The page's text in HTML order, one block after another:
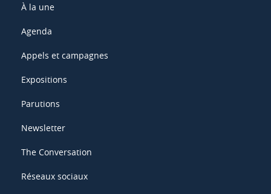
À la une
Agenda
Appels et campagnes
Expositions
Parutions
Newsletter
The Conversation
Réseaux sociaux